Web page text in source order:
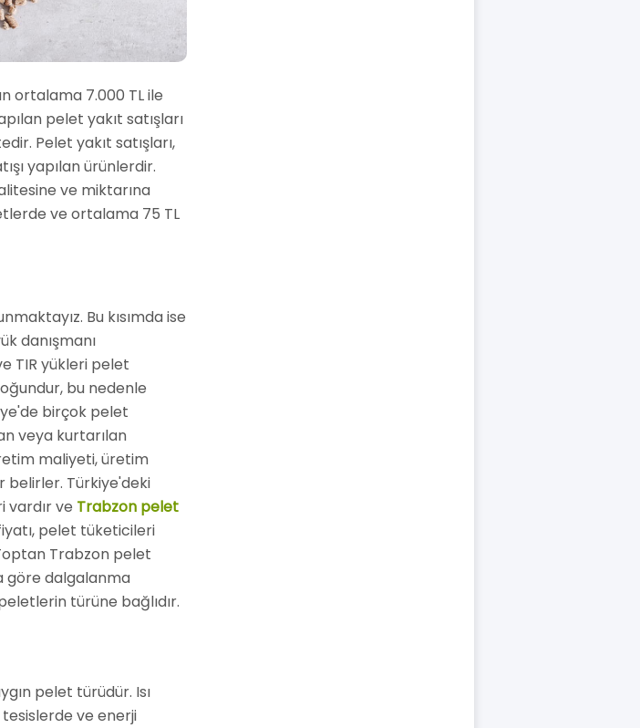
ortalama 7.000 TL ile
pelet yakıt satışları
Pelet yakıt satışları,
yapılan ürünlerdir.
ve miktarına
ve ortalama 75 TL
Bu kısımda ise
danışmanı
TIR yükleri pelet
bu nedenle
birçok pelet
veya kurtarılan
maliyeti, üretim
belirler. Türkiye'deki
vardır ve Trabzon pelet
pelet tüketicileri
Trabzon pelet
göre dalgalanma
türüne bağlıdır.
pelet türüdür. Isı
ve enerji